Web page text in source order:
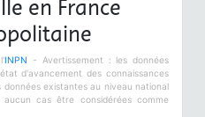
en France
INPN
- Avertissement : les données
d'avancement des connaissances
données existantes au niveau national
cas être considérées comme